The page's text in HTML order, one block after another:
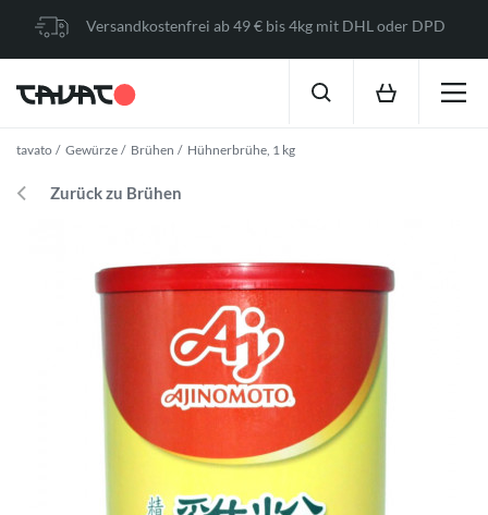
Versandkostenfrei ab 49 € bis 4kg mit DHL oder DPD
tavato Gewürze Brühen Hühnerbrühe, 1 kg
Zurück zu Brühen